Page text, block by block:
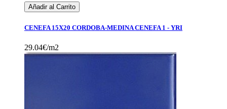
Añadir al Carrito
CENEFA 15X20 CORDOBA-MEDINA CENEFA 1 - YRI
29.04€/m2